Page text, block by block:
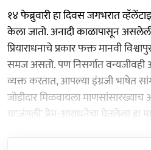
१४ फेब्रुवारी हा दिवस जगभरात
केला जातो. अनादी काळापासून
प्रियाराधनाचे प्रकार फक्त मानवी
समज असतो. पण निसर्गात वन्यजीवही
व्यक्त करतात, आपल्या इंग्रजी भाषेत
जोडीदार मिळवायला
या'जंगली' प्रेम-आराधनेचा घेतलेला हा